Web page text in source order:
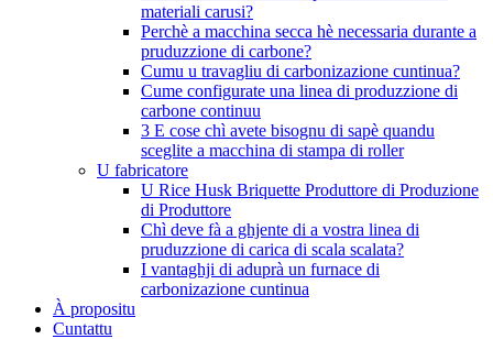
materiali carusi?
Perchè a macchina secca hè necessaria durante a
pruduzzione di carbone?
Cumu u travagliu di carbonizazione cuntinua?
Cume configurate una linea di produzzione di
carbone continuu
3 E cose chì avete bisognu di sapè quandu
sceglite a macchina di stampa di roller
U fabricatore
U Rice Husk Briquette Produttore di Produzione
di Produttore
Chì deve fà a ghjente di a vostra linea di
pruduzzione di carica di scala scalata?
I vantaghji di aduprà un furnace di
carbonizazione cuntinua
À propositu
Cuntattu